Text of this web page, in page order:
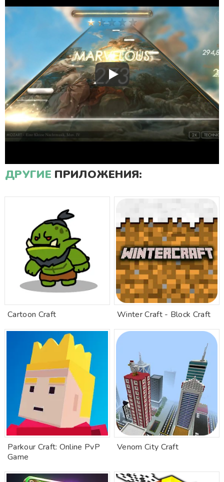
ДРУГИЕ ПРИЛОЖЕНИЯ:
Cartoon Craft Winter Craft - Block Craft
Parkour Craft: Online PvP
Game
Venom City Craft